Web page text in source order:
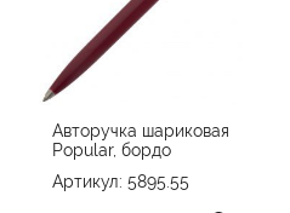
Open
OPen
PARKER
PIERRE CARDIN
Portobello
Portobello Ручки
Авторучка шариковая
Popular, бордо
Артикул: 5895.55